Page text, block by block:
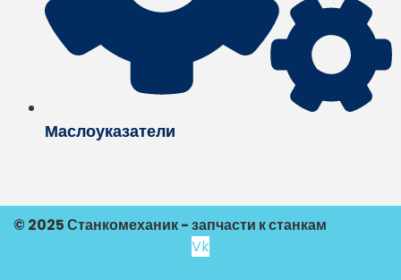
Маслоуказатели
© 2025 Станкомеханик - запчасти к станкам
Vk